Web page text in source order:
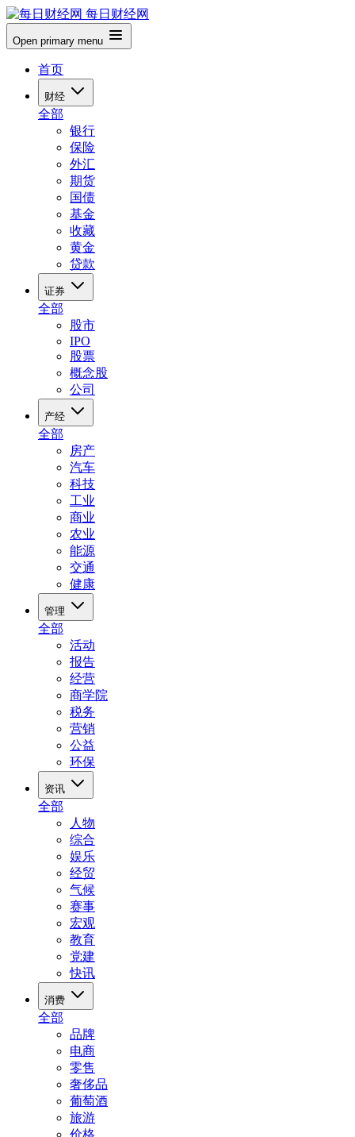
每日财经网
Open primary menu
首页
财经
全部
银行
保险
外汇
期货
国债
基金
收藏
黄金
贷款
证券
全部
股市
IPO
股票
概念股
公司
产经
全部
房产
汽车
科技
工业
商业
农业
能源
交通
健康
管理
全部
活动
报告
经营
商学院
税务
营销
公益
环保
资讯
全部
人物
综合
娱乐
经贸
气候
赛事
宏观
教育
党建
快讯
消费
全部
品牌
电商
零售
奢侈品
葡萄酒
旅游
价格